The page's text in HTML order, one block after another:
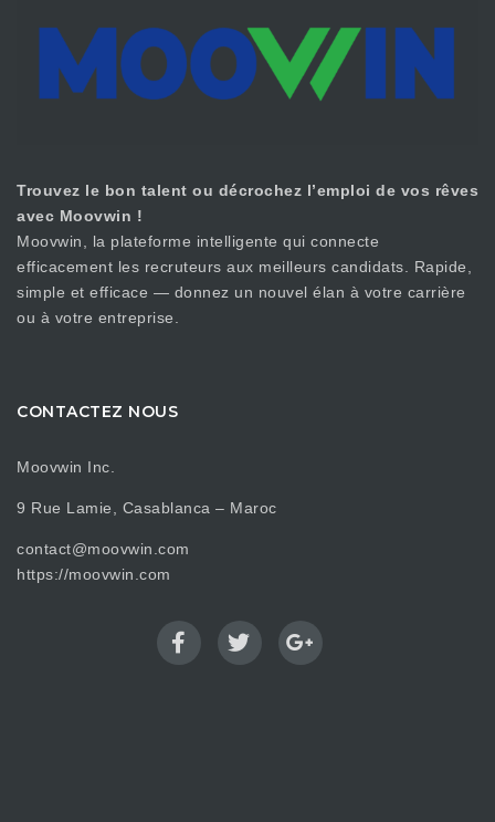
Trouvez le bon talent ou décrochez l’emploi de vos rêves
avec Moovwin !
Moovwin, la plateforme intelligente qui connecte
efficacement les recruteurs aux meilleurs candidats. Rapide,
simple et efficace — donnez un nouvel élan à votre carrière
ou à votre entreprise.
CONTACTEZ NOUS
Moovwin Inc.
9 Rue Lamie, Casablanca – Maroc
contact@moovwin.com
https://moovwin.com